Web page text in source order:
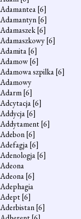
Adamantea[6]
Adamantyn[6]
Adamaszek[6]
Adamaszkowy[6]
Adamita[6]
Adamow[6]
Adamowa szpilka[6]
Adamowy
Adarm[6]
Adcytacja[6]
Addycja[6]
Addytament[6]
Adebon[6]
Adefagja[6]
Adenologja[6]
Adeona
Adeona[6]
Adephagia
Adept[6]
Aderbistan[6]